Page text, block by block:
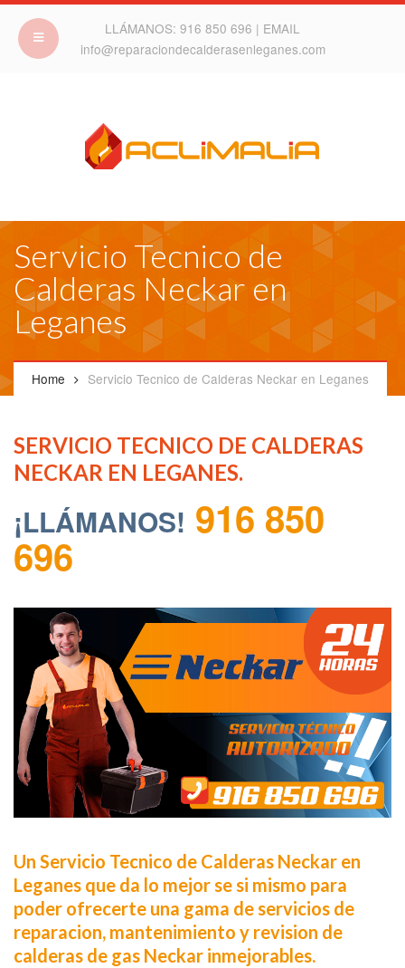
LLÁMANOS: 916 850 696 | EMAIL
info@reparaciondecalderasenleganes.com
Servicio Tecnico de
Calderas Neckar en
Leganes
Home Servicio Tecnico de Calderas Neckar en Leganes
SERVICIO TECNICO DE CALDERAS
NECKAR EN LEGANES.
¡LLÁMANOS! 916 850
696
Un Servicio Tecnico de Calderas Neckar en
Leganes que da lo mejor se si mismo para
poder ofrecerte una gama de servicios de
reparacion, mantenimiento y revision de
calderas de gas Neckar inmejorables.